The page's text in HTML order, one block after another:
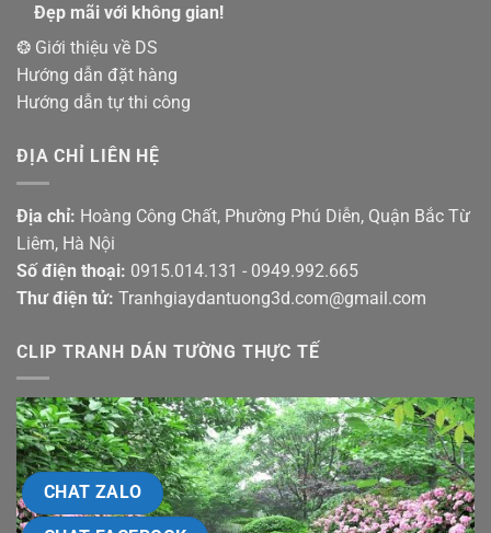
Đẹp mãi với không gian!
❂ Giới thiệu về DS
Hướng dẫn đặt hàng
Hướng dẫn tự thi công
ĐỊA CHỈ LIÊN HỆ
Địa chỉ: Hoàng Công Chất, Phường Phú Diễn, Quận Bắc Từ
Liêm, Hà Nội
Số điện thoại: 0915.014.131 - 0949.992.665
Thư điện tử: Tranhgiaydantuong3d.com@gmail.com
CLIP TRANH DÁN TƯỜNG THỰC TẾ
CHAT ZALO